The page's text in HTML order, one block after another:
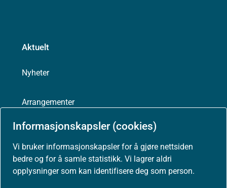
Informasjonskapsler (cookies)
Vi bruker informasjonskapsler for å gjøre nettsiden
bedre og for å samle statistikk. Vi lagrer aldri
opplysninger som kan identifisere deg som person.
Aktuelt
Nyheter
Arrangementer
Høringer
Presse